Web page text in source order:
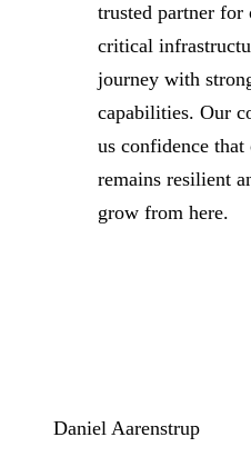
trusted partner for
critical
journey with
capabilities. Our
us confidence
remains resilient
grow from here.
Daniel Aarenstrup